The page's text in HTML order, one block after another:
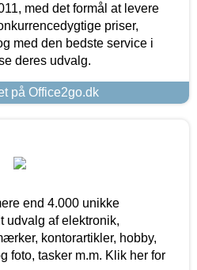
med det formål at levere
priser,
med den bedste service i
deres udvalg.
på Office2go.dk
end 4.000 unikke
udvalg af elektronik,
kontorartikler, hobby,
foto, tasker m.m. Klik her for